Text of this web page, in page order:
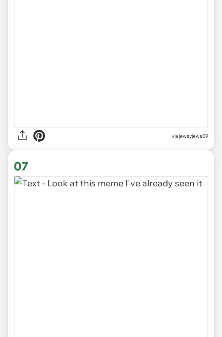
via jewsyjews09
07